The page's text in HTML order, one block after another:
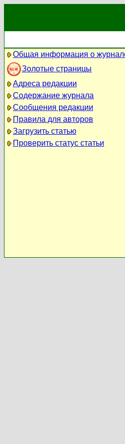
Общая информация о
Золотые страницы
Адреса редакции
Содержание журнала
Сообщения редакции
Правила для авторов
Загрузить статью
Проверить статус статьи